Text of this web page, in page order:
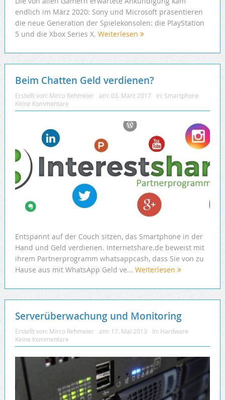
endlich im März 2020: Sony und Microsoft präsentieren
die neue Generation der Spielekonsolen: die PlayStation
5 und die Xbox Series X. Weiterlesen
Beim Chatten Geld verdienen?
Erstellt von: Mirco Rehmeier am: 03. März 2017 In: Smartphone
Keine Kommentare
Entspannt auf der Couch sitzen, das Smartphone in der
Hand und Geld verdienen. Internetshare.de beweist mit
ihrem Partnerprogramm whatsappcash, dass Sie von zu
Hause aus mit WhatsApp Geld ve... Weiterlesen
Serverüberwachung und Monitoring
Erstellt von: Mirco Rehmeier am: 17. Mai 2013 In: Hardware
Keine Kommentare